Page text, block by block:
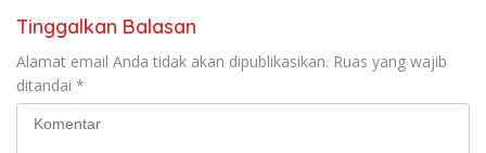
Tinggalkan Balasan
Alamat email Anda tidak akan dipublikasikan. Ruas yang wajib
ditandai *